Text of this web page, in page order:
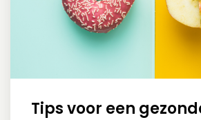
Tips voor een